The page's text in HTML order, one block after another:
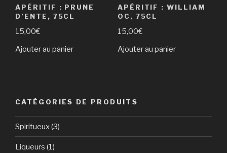
APÉRITIF : PRUNE
D’ENTE, 75CL
15,00€
Ajouter au panier
APÉRITIF : WILLIAM
OC, 75CL
15,00€
Ajouter au panier
CATÉGORIES DE PRODUITS
Spiritueux(3)
Liqueurs (1)